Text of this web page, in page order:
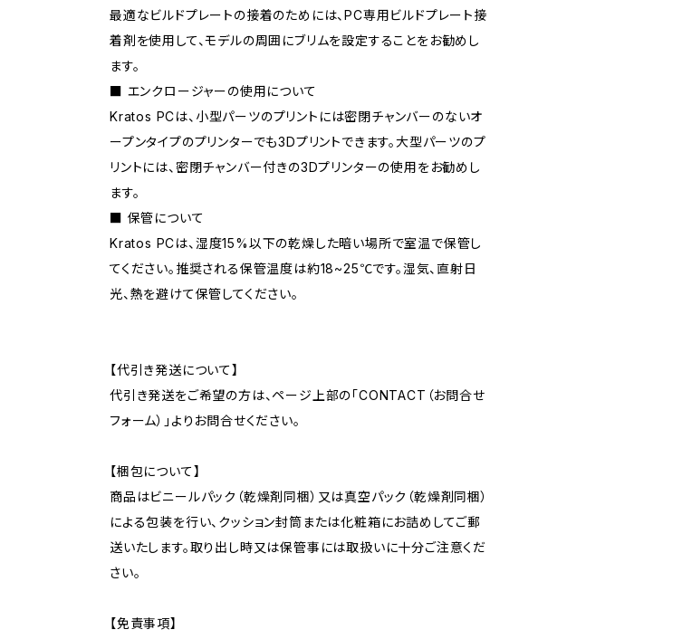
最適なビルドプレートの接着のためには、PC専用ビルドプレート接
着剤を使用して、モデルの周囲にブリムを設定することをお勧めし
ます。
■ エンクロージャーの使用について
Kratos PCは、小型パーツのプリントには密閉チャンバーのないオ
ープンタイプのプリンターでも3Dプリントできます。大型パーツのプ
リントには、密閉チャンバー付きの3Dプリンターの使用をお勧めし
ます。
■ 保管について
Kratos PCは、湿度15%以下の乾燥した暗い場所で室温で保管し
てください。推奨される保管温度は約18~25℃です。湿気、直射日
光、熱を避けて保管してください。
【代引き発送について】
代引き発送をご希望の方は、ページ上部の「CONTACT（お問合せ
フォーム）」よりお問合せください。
【梱包について】
商品はビニールパック（乾燥剤同梱）又は真空パック（乾燥剤同梱）
による包装を行い、クッション封筒または化粧箱にお詰めしてご郵
送いたします。取り出し時又は保管事には取扱いに十分ご注意くだ
さい。
【免責事項】